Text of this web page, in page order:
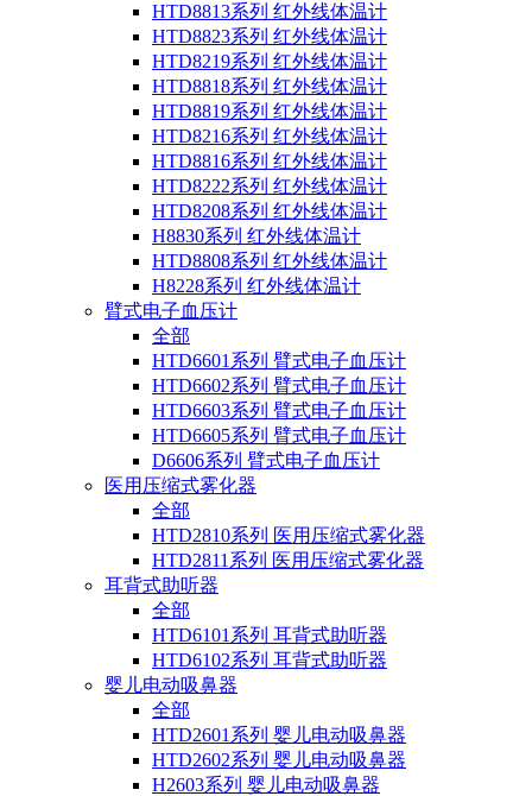
HTD8813系列 红外线体温计
HTD8823系列 红外线体温计
HTD8219系列 红外线体温计
HTD8818系列 红外线体温计
HTD8819系列 红外线体温计
HTD8216系列 红外线体温计
HTD8816系列 红外线体温计
HTD8222系列 红外线体温计
HTD8208系列 红外线体温计
H8830系列 红外线体温计
HTD8808系列 红外线体温计
H8228系列 红外线体温计
臂式电子血压计
全部
HTD6601系列 臂式电子血压计
HTD6602系列 臂式电子血压计
HTD6603系列 臂式电子血压计
HTD6605系列 臂式电子血压计
D6606系列 臂式电子血压计
医用压缩式雾化器
全部
HTD2810系列 医用压缩式雾化器
HTD2811系列 医用压缩式雾化器
耳背式助听器
全部
HTD6101系列 耳背式助听器
HTD6102系列 耳背式助听器
婴儿电动吸鼻器
全部
HTD2601系列 婴儿电动吸鼻器
HTD2602系列 婴儿电动吸鼻器
H2603系列 婴儿电动吸鼻器